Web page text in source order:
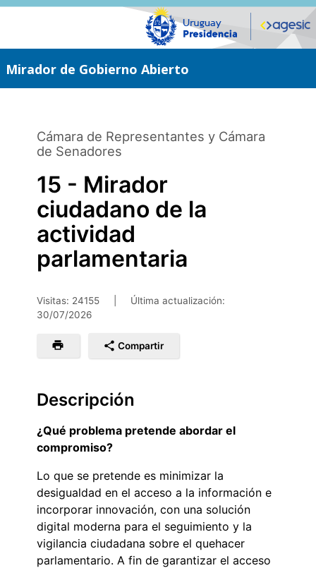
Saltar
Mirador de Gobierno Abierto
Cámara de Representantes y Cámara
de Senadores
15 - Mirador
ciudadano de la
actividad
parlamentaria
Visitas: 24155
Última actualización:
30/07/2026
Compartir
Descripción
¿Qué problema pretende abordar el
compromiso?
Lo que se pretende es minimizar la
desigualdad en el acceso a la información e
incorporar innovación, con una solución
digital moderna para el seguimiento y la
vigilancia ciudadana sobre el quehacer
parlamentario. A fin de garantizar el acceso